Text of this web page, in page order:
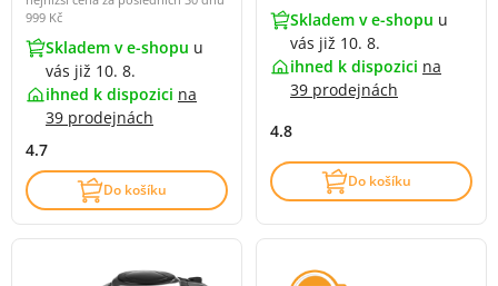
999 Kč
Skladem v e-shopu u
vás již 10. 8.
ihned k dispozici na
39 prodejnách
4.7
Do košíku
Skladem v e-shopu u
vás již 10. 8.
ihned k dispozici na
39 prodejnách
4.8
Do košíku